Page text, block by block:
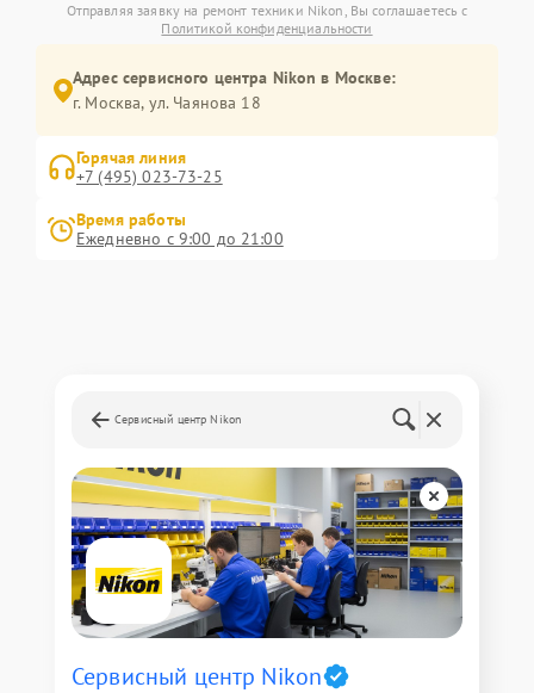
Отправляя заявку на ремонт техники Nikon, Вы соглашаетесь с
Политикой конфиденциальности
Адрес сервисного центра Nikon в Москве:
г. Москва, ул. Чаянова 18
Горячая линия
+7 (495) 023-73-25
Время работы
Ежедневно с 9:00 до 21:00
Сервисный центр Nikon
Сервисный центр Nikon